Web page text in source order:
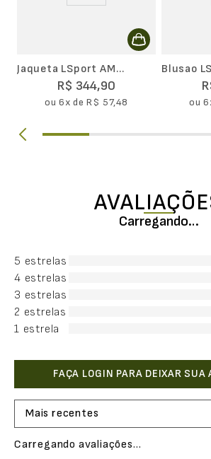
Jaqueta LSport AM
Windbreak
R$ 344,90
ou6x deR$ 57,48
Blusao
ou6
Carregando…
5 estrelas
4 estrelas
3 estrelas
2 estrelas
1 estrela
Mais recentes
Carregando avaliações…